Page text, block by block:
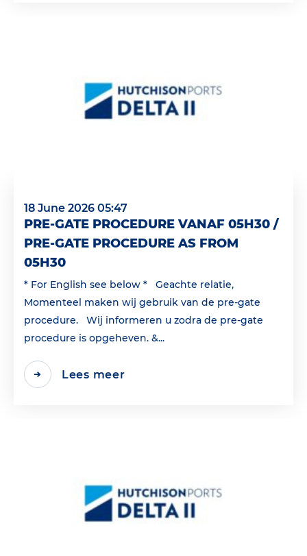
18 June 2026 05:47
PRE-GATE PROCEDURE VANAF 05H30 /
PRE-GATE PROCEDURE AS FROM
05H30
* For English see below * Geachte relatie,
Momenteel maken wij gebruik van de pre-gate
procedure. Wij informeren u zodra de pre-gate
procedure is opgeheven. &...
Lees meer